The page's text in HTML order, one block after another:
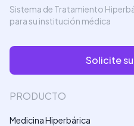
Sistema de Tratamiento
para su institución médica
Solicite
PRODUCTO
Medicina Hiperbárica